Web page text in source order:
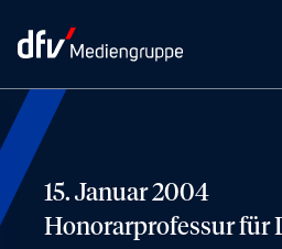
15. Januar 2004
Honorarprofessur für